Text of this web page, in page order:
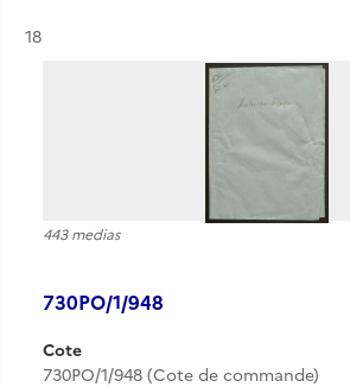
Résultat n°
18
443 medias
730PO/1/948
Cote
730PO/1/948 (Cote de commande)